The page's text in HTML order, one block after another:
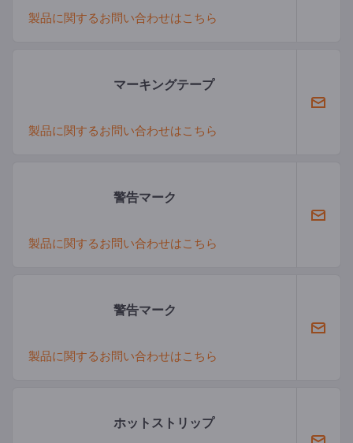
製品に関するお問い合わせはこちら
マーキングテープ
製品に関するお問い合わせはこちら
警告マーク
製品に関するお問い合わせはこちら
警告マーク
製品に関するお問い合わせはこちら
ホットストリップ